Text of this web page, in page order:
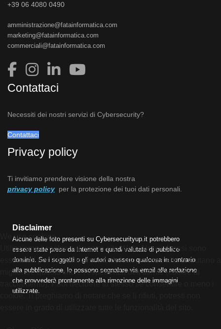
+39 06 4080 0490
amministrazione@fatainformatica.com
marketing@fatainformatica.com
commerciali@fatainformatica.com
Contattaci
Necessiti dei nostri servizi di Cybersecurity?
Contattaci
Privacy policy
Ti invitiamo prendere visione della nostra
privacy policy per la protezione dei tuoi dati personali.
Disclaimer
Alcune delle foto presenti su Cybersecurityup.it potrebbero
essere state prese da Internet e quindi valutate di pubblico
dominio. Se i soggetti o gli autori avessero qualcosa in contrario
alla pubblicazione, lo possono segnalare via email alla redazione
che provvederà prontamente alla rimozione delle immagini
utilizzate.
We use cookies
Utilizziamo i cookie sul nostro sito Web. Alcuni di essi sono
essenziali per il funzionamento del sito, mentre altri ci aiutano a
migliorare questo sito e l'esperienza dell'utente (cookie di
tracciamento). Puoi decidere tu stesso se consentire o meno i
cookie. Ti preghiamo di notare che se li rifiuti, potresti non